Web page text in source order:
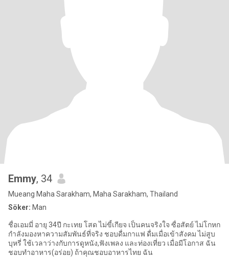
Emmy, 34
Mueang Maha Sarakham, Maha Sarakham, Thailand
Söker: Man
ชื่อเอมมี่ อายุ 34ปี กะเทย โสด ไม่ขี้เกียจ เป็นคนจริงใจ ซื่อสัตย์ ไม่โกหก
กำลังมองหาความสัมพันธ์ที่จริง ชอบดื่มกาแฟ ดื่มเมื่อเข้าสังคม ไม่สูบ
บุหรี่ ใช้เวลาว่างกับการดูหนัง,ฟังเพลง และท่องเที่ยว เมื่อมีโอกาส ฉัน
ชอบทำอาหาร(อร่อย) ถ้าคุณชอบอาหารไทย ฉัน